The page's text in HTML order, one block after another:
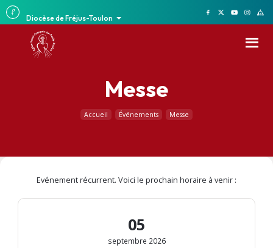
Diocèse de Fréjus-Toulon
Messe
Accueil Événements Messe
Evénement récurrent. Voici le prochain horaire à venir :
05
septembre 2026